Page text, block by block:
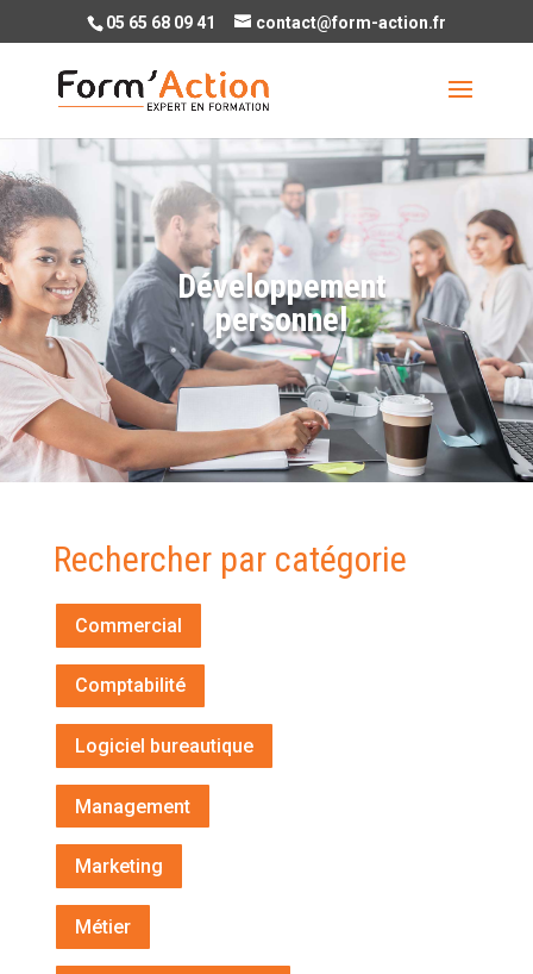
05 65 68 09 41 contact@form-action.fr
Développement
personnel
Rechercher par catégorie
Commercial
Comptabilité
Logiciel bureautique
Management
Marketing
Métier